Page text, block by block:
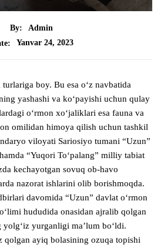
By:
Admin
Yanvar 24, 2023
boy. Bu esa o‘z navbatida
yashashi va ko‘payishi uchun qulay
o‘rmon xo‘jaliklari esa fauna va
omilidan himoya qilish uchun tashkil
viloyati Sariosiyo tumani “Uzun”
“Yuqori To‘palang” milliy tabiat
kechayotgan sovuq ob-havo
nazorat ishlarini olib borishmoqda.
davomida “Uzun” davlat o‘rmon
hududida onasidan ajralib qolgan
yolg‘iz yurganligi ma’lum bo‘ldi.
qolgan ayiq bolasining ozuqa topishi